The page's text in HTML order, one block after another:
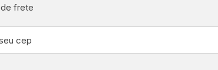
para Fotos e
de Parede
frete